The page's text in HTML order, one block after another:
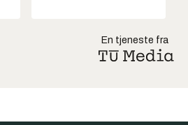
En tjeneste fra